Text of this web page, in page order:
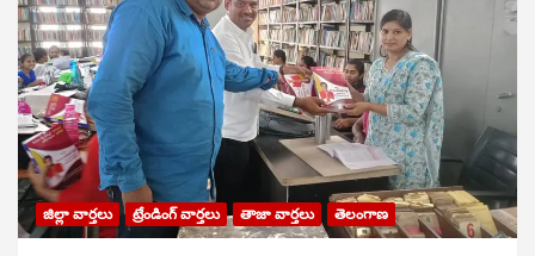
జిల్లా వార్తలు ట్రేండింగ్ వార్తలు తాజా వార్తలు తెలంగాణ